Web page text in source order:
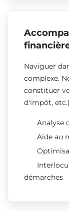
Naviguer
complexe.
constituer
d'impôt,
Analyse
Aide au
démarches